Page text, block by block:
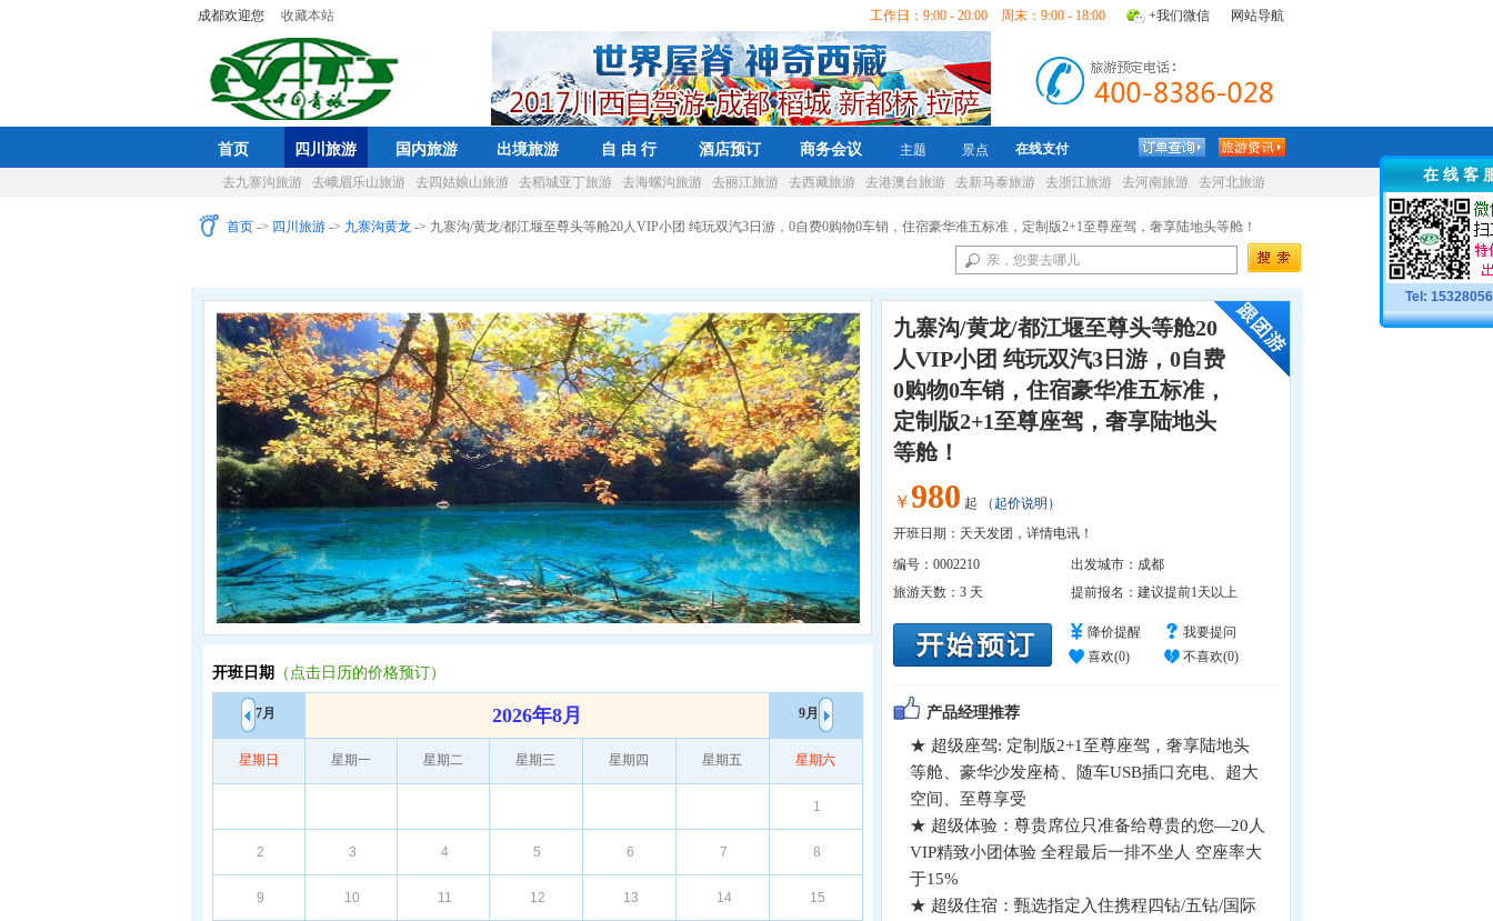
网站导航
成都欢迎您 收藏本站 工作日：9:00 - 20:00 周末：9:00 - 18:00 +我们微信
首页 四川旅游 国内旅游 出境旅游 自 由 行 酒店预订 商务会议 主题 景点 在线支付
去九寨沟旅游 去峨眉乐山旅游 去四姑娘山旅游 去稻城亚丁旅游 去海螺沟旅游 去丽江旅游 去西藏旅游 去港澳台旅游 去新马泰旅游 去浙江旅游 去河南旅游 去河北旅游
首页-> 四川旅游-> 九寨沟黄龙-> 九寨沟/黄龙/都江堰至尊头等舱20人VIP小团 纯玩双汽3日游，0自费0购物0车销，住宿豪华准五标准，定制版2+1至尊座驾，奢享陆地头等舱！
开班日期 （点击日历的价格预订）
7月 2026年8月 9月
星期日 星期一 星期二 星期三 星期四 星期五 星期六
1
2 3 4 5 6 7 8
9 10 11 12 13 14 15
九寨沟/黄龙/都江堰至尊头等舱20
人VIP小团 纯玩双汽3日游，0自费
0购物0车销，住宿豪华准五标准，
定制版2+1至尊座驾，奢享陆地头
等舱！
￥980 起
（起价说明）
开班日期：天天发团，详情电讯！
编号： 0002210 出发城市： 成都
旅游天数： 3 天 提前报名： 建议提前1天以上
降价提醒
我要提问
喜欢(0) 不喜欢(0)
产品经理推荐
★ 超级座驾: 定制版2+1至尊座驾，奢享陆地头
等舱、豪华沙发座椅、随车USB插口充电、超大
空间、至尊享受
★ 超级体验：尊贵席位只准备给尊贵的您—20人
VIP精致小团体验 全程最后一排不坐人 空座率大
于15%
★ 超级住宿：甄选指定入住携程四钻/五钻/国际
在 线 客
Tel: